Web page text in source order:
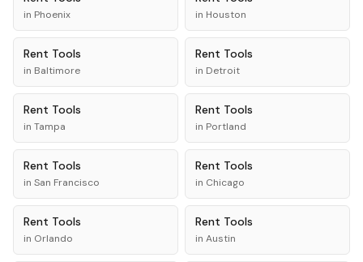
in Phoenix in Houston
Rent Tools
in Baltimore
Rent Tools
in Detroit
Rent Tools
in Tampa
Rent Tools
in Portland
Rent Tools
in San Francisco
Rent Tools
in Chicago
Rent Tools
in Orlando
Rent Tools
in Austin